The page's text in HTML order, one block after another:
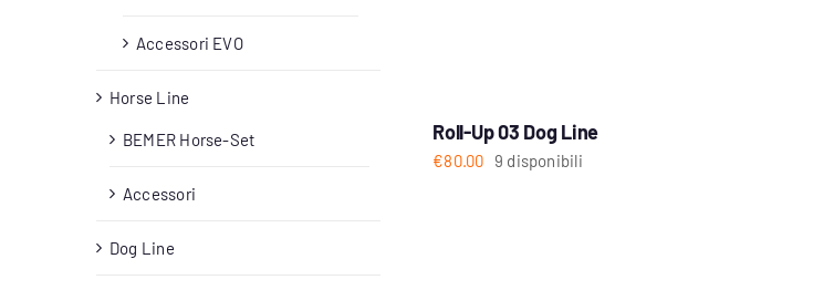
Accessori EVO
Horse Line
BEMER Horse-Set
Accessori
Dog Line
Roll-Up 03 Dog Line
€80.00 9 disponibili